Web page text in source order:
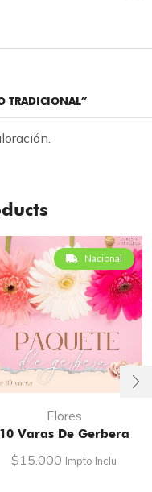
TRADICIONAL”
Nacional
Flores
10 Varas De Gerbera
$15.000 Impto Inclu